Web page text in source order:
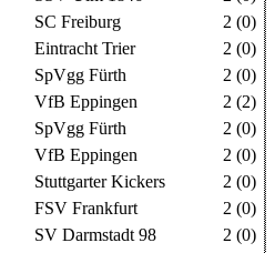
SC Freiburg
2 (0)
Eintracht Trier
2 (0)
SpVgg Fürth
2 (0)
VfB Eppingen
2 (2)
SpVgg Fürth
2 (0)
VfB Eppingen
2 (0)
Stuttgarter Kickers
2 (0)
FSV Frankfurt
2 (0)
SV Darmstadt 98
2 (0)